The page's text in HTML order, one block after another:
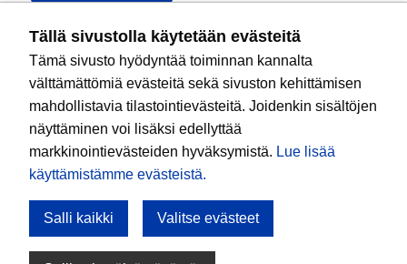
Tällä sivustolla käytetään evästeitä
Tämä sivusto hyödyntää toiminnan kannalta
välttämättömiä evästeitä sekä sivuston kehittämisen
mahdollistavia tilastointievästeitä. Joidenkin sisältöjen
näyttäminen voi lisäksi edellyttää
markkinointievästeiden hyväksymistä. Lue lisää
käyttämistämme evästeistä.​​​​​​
Salli kaikki Valitse evästeet
Tietoa evästeistä
Kansallinen senioriliitto ryon valtakunnallinen
eläkeläisjärjestö, joka edistää ikääntyvien ja
eläkeläisten sosiaalista turvallisuutta ja hyvinvointia
sekä valvoo heidän oikeuksiaan liiton arvoja
noudattaen. Liitto on puolueisiin kuulumaton.
Tule mukaan!